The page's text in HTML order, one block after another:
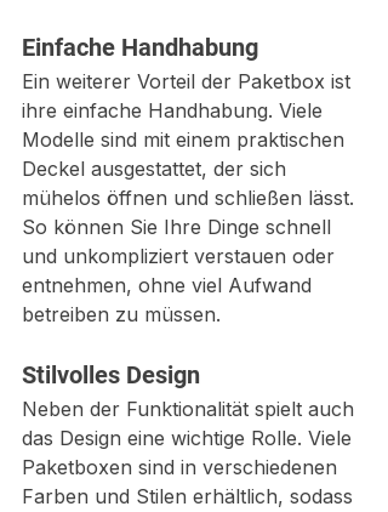
Einfache Handhabung
Ein weiterer Vorteil der Paketbox ist
ihre einfache Handhabung. Viele
Modelle sind mit einem praktischen
Deckel ausgestattet, der sich
mühelos öffnen und schließen lässt.
So können Sie Ihre Dinge schnell
und unkompliziert verstauen oder
entnehmen, ohne viel Aufwand
betreiben zu müssen.
Stilvolles Design
Neben der Funktionalität spielt auch
das Design eine wichtige Rolle. Viele
Paketboxen sind in verschiedenen
Farben und Stilen erhältlich, sodass